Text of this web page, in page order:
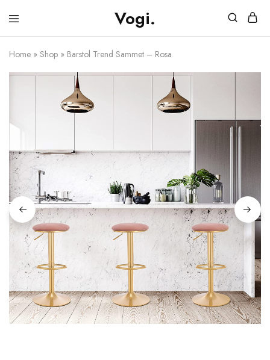
Vogi.
Vogi.se
Möbler
Belysning
Home » Shop » Barstol Trend Sammet – Rosa